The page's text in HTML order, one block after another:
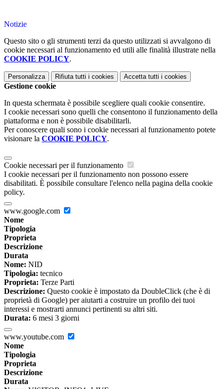
Notizie
Questo sito o gli strumenti terzi da questo utilizzati si avvalgono di
cookie necessari al funzionamento ed utili alle finalità illustrate nella
COOKIE POLICY.
Personalizza Rifiuta tutti i cookies Accetta tutti i cookies
Gestione cookie
In questa schermata è possibile scegliere quali cookie consentire.
I cookie necessari sono quelli che consentono il funzionamento della
piattaforma e non è possibile disabilitarli.
Per conoscere quali sono i cookie necessari al funzionamento potete
visionare la COOKIE POLICY.
Cookie necessari per il funzionamento
I cookie necessari per il funzionamento non possono essere
disabilitati. È possibile consultare l'elenco nella pagina della cookie
policy.
www.google.com
Nome
Tipologia
Proprieta
Descrizione
Durata
Nome: NID
Tipologia: tecnico
Proprieta: Terze Parti
Descrizione: Questo cookie è impostato da DoubleClick (che è di
proprietà di Google) per aiutarti a costruire un profilo dei tuoi
interessi e mostrarti annunci pertinenti su altri siti.
Durata: 6 mesi 3 giorni
www.youtube.com
Nome
Tipologia
Proprieta
Descrizione
Durata